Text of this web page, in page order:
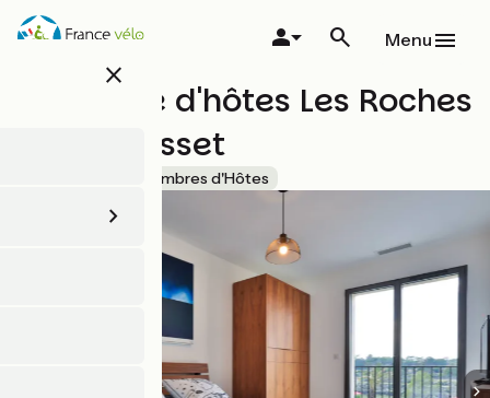
Aller
au
close
Menu
Chambre d'hôtes Les Roches
de Baudisset
Chambres d'Hôtes